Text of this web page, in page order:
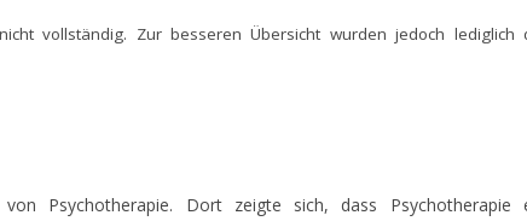
vollständig. Zur besseren Übersicht wurden jedoch lediglich
Psychotherapie. Dort zeigte sich, dass Psychotherapie